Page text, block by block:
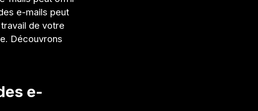
e-mails peut
de votre
Découvrons
e-